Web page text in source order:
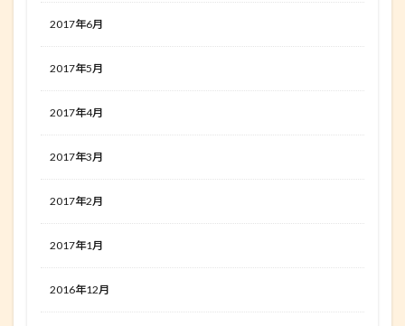
2017年6月
2017年5月
2017年4月
2017年3月
2017年2月
2017年1月
2016年12月